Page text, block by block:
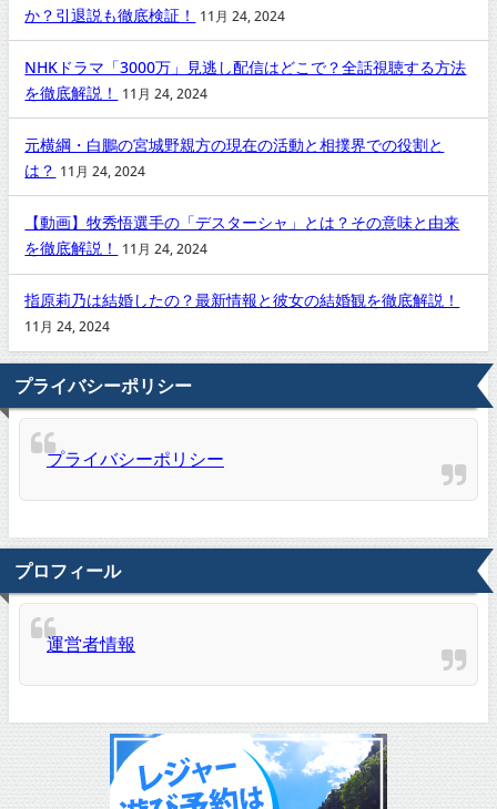
か？引退説も徹底検証！
11月 24, 2024
NHKドラマ「3000万」見逃し配信はどこで？全話視聴する方法
を徹底解説！
11月 24, 2024
元横綱・白鵬の宮城野親方の現在の活動と相撲界での役割と
は？ 11月 24, 2024
【動画】牧秀悟選手の「デスターシャ」とは？その意味と由来
を徹底解説！
11月 24, 2024
指原莉乃は結婚したの？最新情報と彼女の結婚観を徹底解説！
11月 24, 2024
プライバシーポリシー
プライバシーポリシー
プロフィール
運営者情報